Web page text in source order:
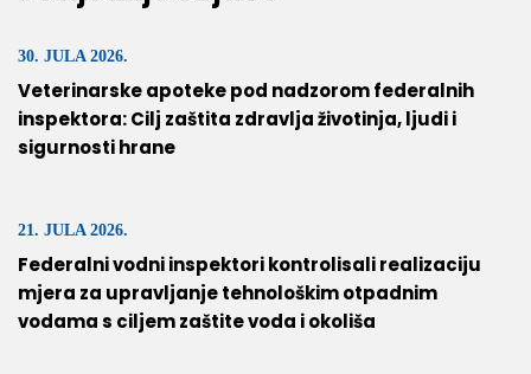
30. JULA 2026.
Veterinarske apoteke pod nadzorom federalnih
inspektora: Cilj zaštita zdravlja životinja, ljudi i
sigurnosti hrane
21. JULA 2026.
Federalni vodni inspektori kontrolisali realizaciju
mjera za upravljanje tehnološkim otpadnim
vodama s ciljem zaštite voda i okoliša